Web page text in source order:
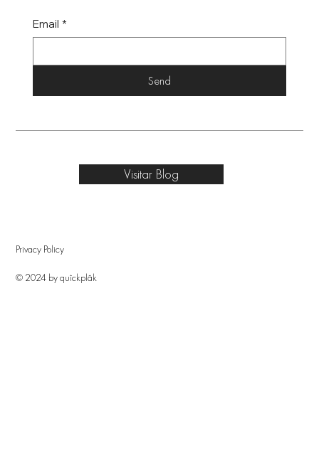
Email *
Send
Privacy Policy
© 2024 by quîckplâk
Visitar Blog